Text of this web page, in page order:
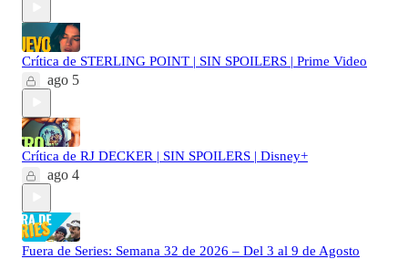
Crítica de STERLING POINT | SIN SPOILERS | Prime Video
ago 5
Crítica de RJ DECKER | SIN SPOILERS | Disney+
ago 4
Fuera de Series: Semana 32 de 2026 – Del 3 al 9 de Agosto